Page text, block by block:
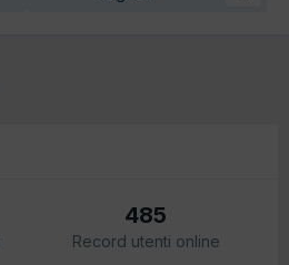
485
Record utenti online